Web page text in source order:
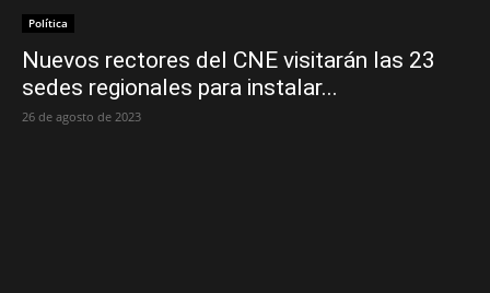
Política
Nuevos rectores del CNE visitarán las 23
sedes regionales para instalar...
26 de agosto de 2023